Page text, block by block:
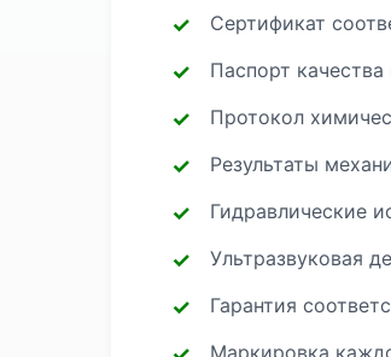
Сертификат
Паспорт
Протокол
Результаты
Гидравлические
Ультразвуковая
Гарантия
Маркировка